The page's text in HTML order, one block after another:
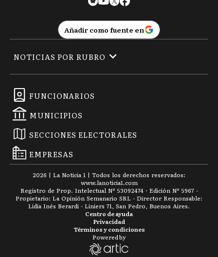
Añadir como fuente en
FUNCIONARIOS
MUNICIPIOS
SECCIONES ELECTORALES
EMPRESAS
NOTICIAS POR RUBRO
2026 | La Noticia 1 | Todos los derechos reservados:
www.lanoticia1.com
Registro de Prop. Intelectual Nº 53092474 · Edición Nº 5967 -
Propietario: La Opinión Semanario SRL - Director Responsable:
Lidia Inés Berardi - Liniers 71, San Pedro, Buenos Aires.
Términos y condiciones
Privacidad
Centro de ayuda
Powered by